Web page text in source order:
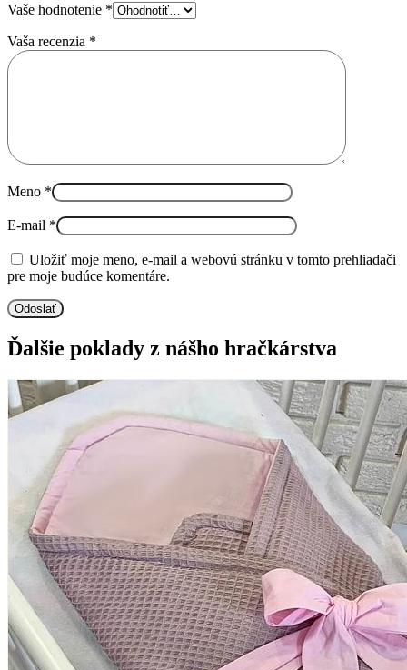
Vaše hodnotenie *
Vaša recenzia *
Meno *
E-mail *
Uložiť moje meno, e-mail a webovú stránku v tomto prehliadači
pre moje budúce komentáre.
Ďalšie poklady z nášho hračkárstva